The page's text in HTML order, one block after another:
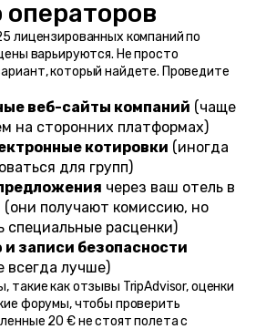
операторов
лицензированных компаний по
варьируются. Не просто
который найдете. Проведите
веб-сайты компаний (чаще
на сторонних платформах)
котировки (иногда
для групп)
через ваш отель в
(они получают комиссию, но
специальные расценки)
записи безопасности
всегда лучше)
такие как отзывы TripAdvisor, оценки
форумы, чтобы проверить
20 € не стоят полета с